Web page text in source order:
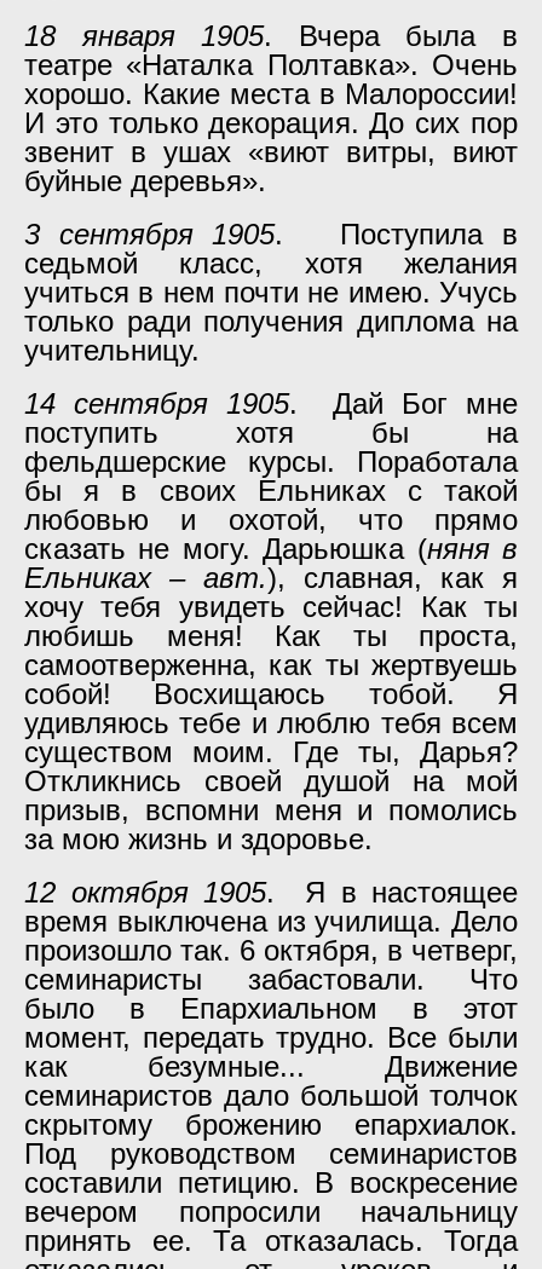
18 января 1905. Вчера была в
театре «Наталка Полтавка». Очень
хорошо. Какие места в Малороссии!
И это только декорация. До сих пор
звенит в ушах «виют витры, виют
буйные деревья».
3 сентября 1905. Поступила в
седьмой класс, хотя желания
учиться в нем почти не имею. Учусь
только ради получения диплома на
учительницу.
14 сентября 1905. Дай Бог мне
поступить хотя бы на
фельдшерские курсы. Поработала
бы я в своих Ельниках с такой
любовью и охотой, что прямо
сказать не могу. Дарьюшка (няня в
Ельниках – авт.), славная, как я
хочу тебя увидеть сейчас! Как ты
любишь меня! Как ты проста,
самоотверженна, как ты жертвуешь
собой! Восхищаюсь тобой. Я
удивляюсь тебе и люблю тебя всем
существом моим. Где ты, Дарья?
Откликнись своей душой на мой
призыв, вспомни меня и помолись
за мою жизнь и здоровье.
12 октября 1905. Я в настоящее
время выключена из училища. Дело
произошло так. 6 октября, в четверг,
семинаристы забастовали. Что
было в Епархиальном в этот
момент, передать трудно. Все были
как безумные... Движение
семинаристов дало большой толчок
скрытому брожению епархиалок.
Под руководством семинаристов
составили петицию. В воскресение
вечером попросили начальницу
принять ее. Та отказалась. Тогда